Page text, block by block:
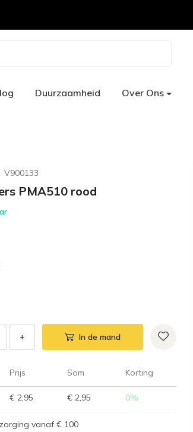
Duurzaamheid Over Ons
V900133
PMA510 rood
+ In de mand
Prijs Som Korting
€ 2,95 € 2,95 0%
vanaf € 100